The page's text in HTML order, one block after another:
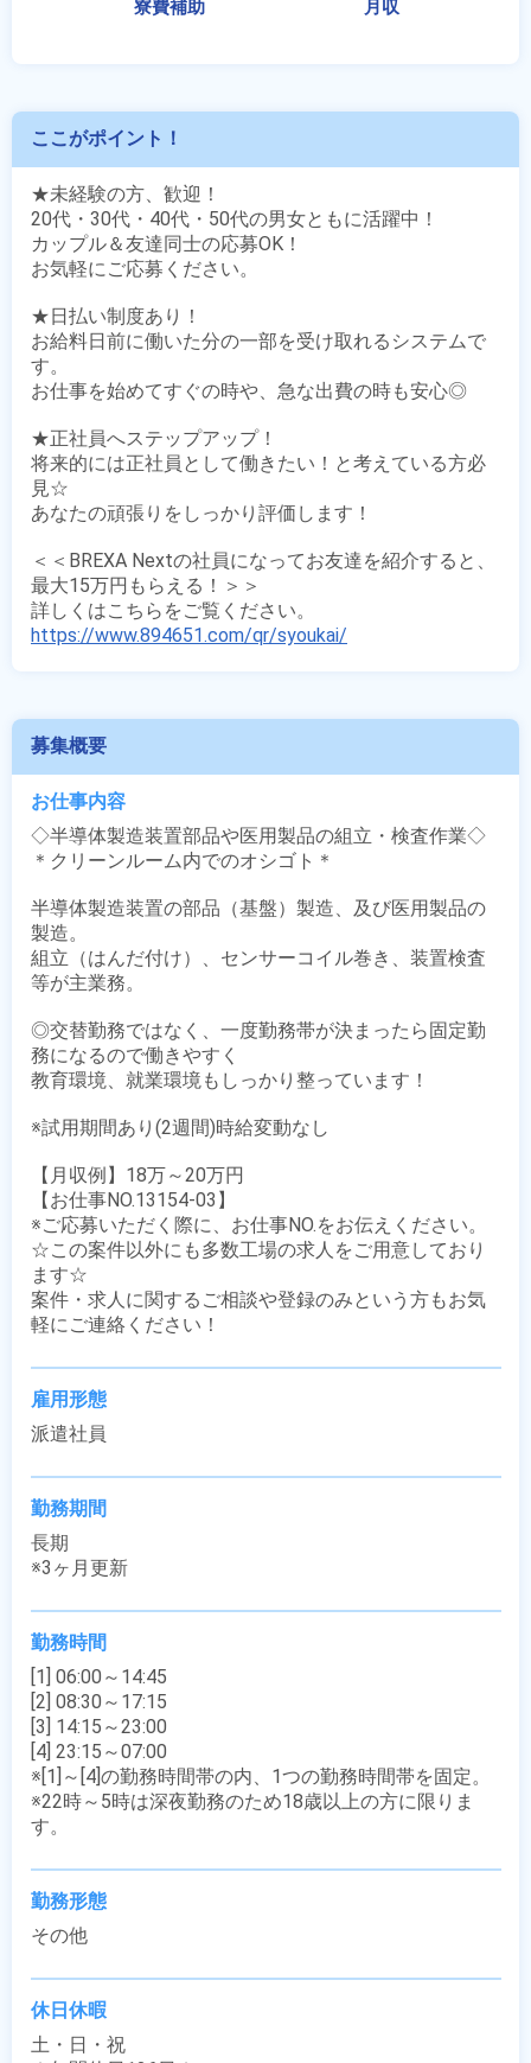
ここがポイント！
★未経験の方、歓迎！
20代・30代・40代・50代の男女ともに活躍中！
カップル＆友達同士の応募OK！
お気軽にご応募ください。
★日払い制度あり！
お給料日前に働いた分の一部を受け取れるシステムで
す。
お仕事を始めてすぐの時や、急な出費の時も安心◎
★正社員へステップアップ！
将来的には正社員として働きたい！と考えている方必
見☆
あなたの頑張りをしっかり評価します！
＜＜BREXA Nextの社員になってお友達を紹介すると、
最大15万円もらえる！＞＞
https://www.894651.com/qr/syoukai/
募集概要
お仕事内容
◇半導体製造装置部品や医用製品の組立・検査作業◇
＊クリーンルーム内でのオシゴト＊
半導体製造装置の部品（基盤）製造、及び医用製品の
製造。
組立（はんだ付け）、センサーコイル巻き、装置検査
等が主業務。
◎交替勤務ではなく、一度勤務帯が決まったら固定勤
務になるので働きやすく
教育環境、就業環境もしっかり整っています！
※試用期間あり(2週間)時給変動なし
【月収例】18万～20万円
【お仕事NO.13154-03】
※ご応募いただく際に、お仕事NO.をお伝えください。
☆この案件以外にも多数工場の求人をご用意しており
ます☆
案件・求人に関するご相談や登録のみという方もお気
軽にご連絡ください！
雇用形態
派遣社員
勤務期間
長期
※3ヶ月更新
勤務時間
[1] 06:00～14:45
[2] 08:30～17:15
[3] 14:15～23:00
[4] 23:15～07:00
※[1]～[4]の勤務時間帯の内、1つの勤務時間帯を固定。
※22時～5時は深夜勤務のため18歳以上の方に限りま
す。
勤務形態
その他
休日休暇
土・日・祝